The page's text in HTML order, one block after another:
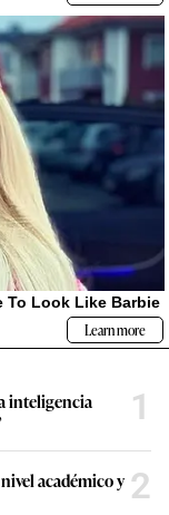
inteligencia
1
académico y 2